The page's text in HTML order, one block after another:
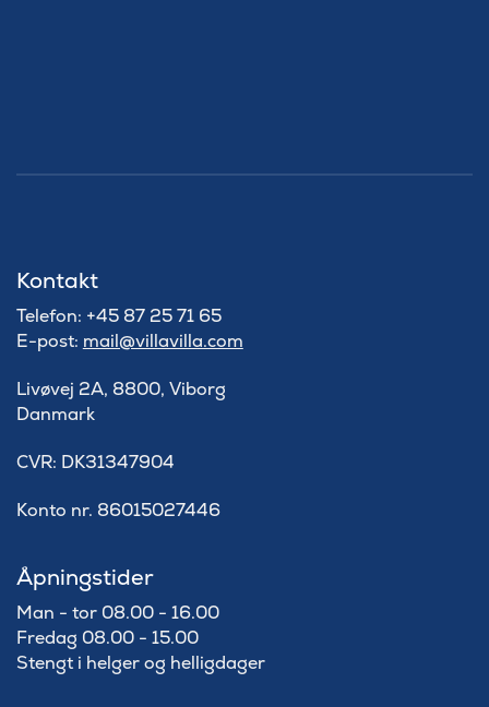
Kontakt
Telefon: +45 87 25 71 65
E-post: mail@villavilla.com
Livøvej 2A, 8800, Viborg
Danmark
​CVR: DK31347904
Konto nr. 86015027446
Åpningstider
Man - tor 08.00 - 16.00
Fredag 08.00 - 15.00
Stengt i helger og helligdager